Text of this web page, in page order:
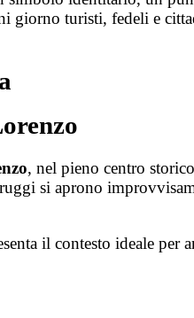
giorno turisti, fedeli e
, nel pieno centro
si aprono
il contesto ideale